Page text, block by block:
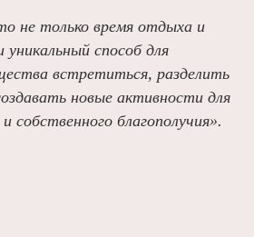
не только время отдыха и
уникальный способ для
встретиться, разделить
новые активности для
собственного благополучия».